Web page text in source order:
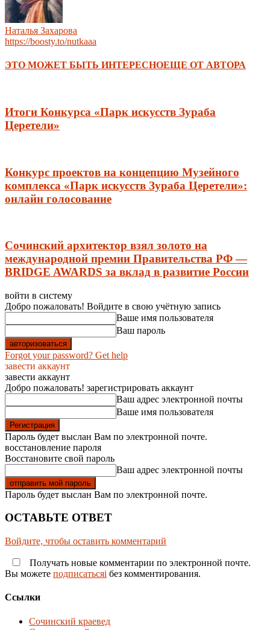
Наталья Захарова
https://boosty.to/nutkaaa
ЭТО МОЖЕТ БЫТЬ ИНТЕРЕСНОЕЩЕ ОТ АВТОРА
Итоги Конкурса «Парк искусств Зураба
Церетели»
Конкурс проектов на концепцию Музейного
комплекса «Парк искусств Зураба Церетели»:
онлайн голосование
Сочинский архитектор взял золото на
международной премии Правительства РФ —
BRIDGE AWARDS за вклад в развитие России
войти в систему
Добро пожаловать! Войдите в свою учётную запись
Ваше имя пользователя
Ваш пароль
Forgot your password? Get help
завести аккаунт
завести аккаунт
Добро пожаловать! зарегистрировать аккаунт
Ваш адрес электронной почты
Ваше имя пользователя
Пароль будет выслан Вам по электронной почте.
восстановление пароля
Восстановите свой пароль
Ваш адрес электронной почты
Пароль будет выслан Вам по электронной почте.
ОСТАВЬТЕ ОТВЕТ
Войдите, чтобы оставить комментарий
Получать новые комментарии по электронной почте.
Вы можете подписатьсяi без комментирования.
Ссылки
Сочинский краевед